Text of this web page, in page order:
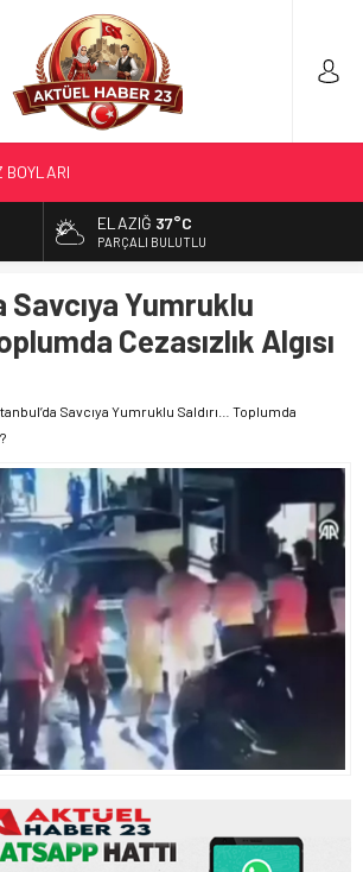
BOYLARI
DOLARLIK İHRACAT
EDİLDİ…
TEŞEKKÜR
ELAZIĞ 37°C
PARÇALI BULUTLU
Savcıya Yumruklu
Cezasızlık Algısı
Savcıya Yumruklu Saldırı… Toplumda